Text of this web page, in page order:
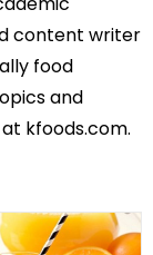
content writer
food
and
kfoods.com.